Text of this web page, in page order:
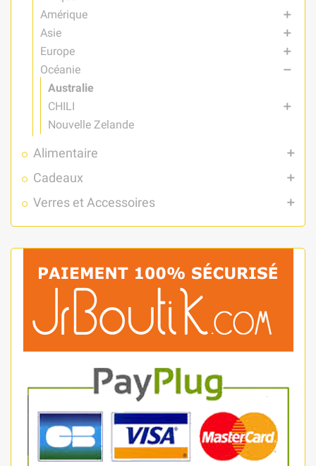
Amérique add
Asie add
Europe add
Océanie remove
Australie
CHILI
add
Nouvelle Zelande
Alimentaire add
Cadeaux add
Verres et Accessoires add